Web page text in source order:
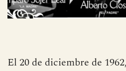
El 20 de diciembre de